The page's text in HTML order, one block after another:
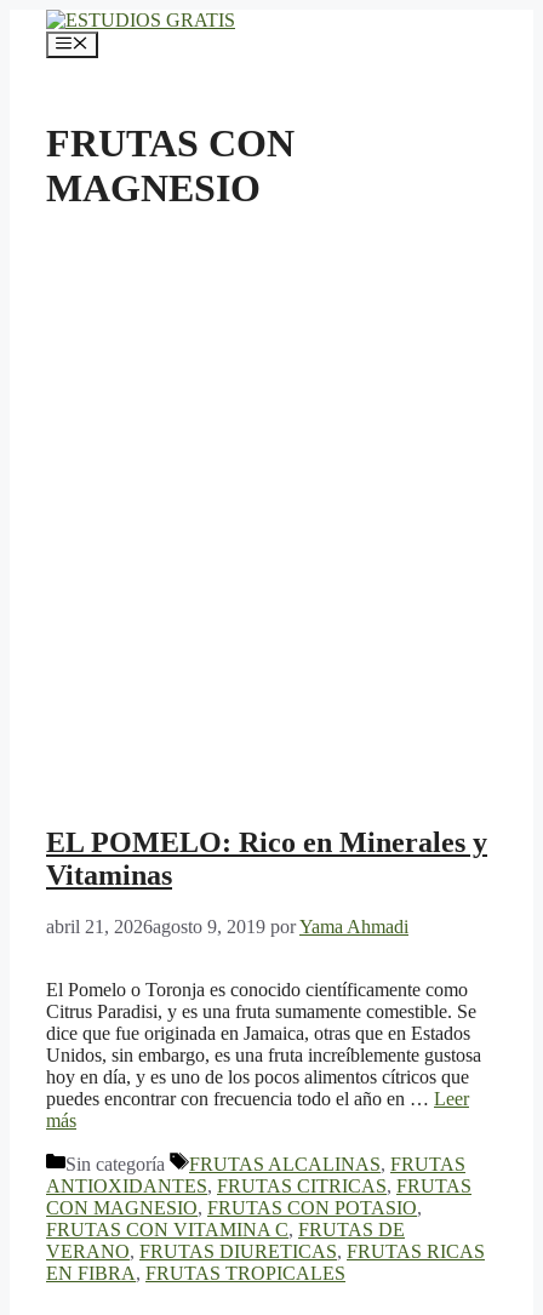
Saltar
contenido
Menú
FRUTAS CON
MAGNESIO
EL POMELO: Rico en Minerales y
Vitaminas
abril 21, 2026agosto 9, 2019 porYama Ahmadi
El Pomelo o Toronja es conocido científicamente como
Citrus Paradisi, y es una fruta sumamente comestible. Se
dice que fue originada en Jamaica, otras que en Estados
Unidos, sin embargo, es una fruta increíblemente gustosa
hoy en día, y es uno de los pocos alimentos cítricos que
puedes encontrar con frecuencia todo el año en … Leer
más
Categorías
Sin categoría Etiquetas
FRUTAS ALCALINAS, FRUTAS
ANTIOXIDANTES, FRUTAS CITRICAS, FRUTAS
CON MAGNESIO, FRUTAS CON POTASIO,
FRUTAS CON VITAMINA C, FRUTAS DE
VERANO, FRUTAS DIURETICAS, FRUTAS RICAS
EN FIBRA, FRUTAS TROPICALES